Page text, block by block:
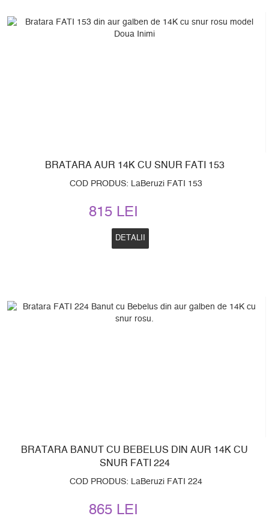
BRATARA AUR 14K CU SNUR FATI 153
COD PRODUS: LaBeruzi FATI 153
815 LEI
DETALII
BRATARA BANUT CU BEBELUS DIN AUR 14K CU
SNUR FATI 224
COD PRODUS: LaBeruzi FATI 224
865 LEI